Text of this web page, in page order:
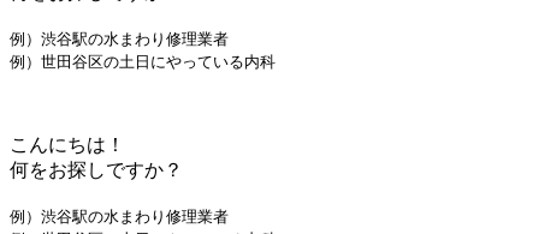
例）渋谷駅の水まわり修理業者
例）世田谷区の土日にやっている内科
こんにちは！
何をお探しですか？
例）渋谷駅の水まわり修理業者